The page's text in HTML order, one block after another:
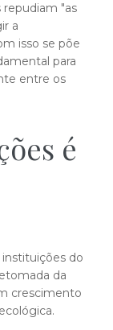
"as
a
isso se põe
para
entre os
é
instituições do
da
crescimento